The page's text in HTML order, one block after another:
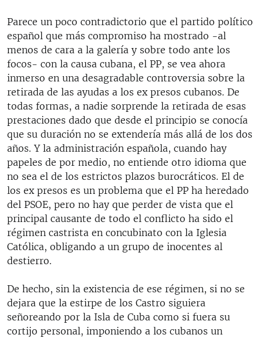
Parece un poco contradictorio que el partido político
español que más compromiso ha mostrado -al
menos de cara a la galería y sobre todo ante los
focos- con la causa cubana, el PP, se vea ahora
inmerso en una desagradable controversia sobre la
retirada de las ayudas a los ex presos cubanos. De
todas formas, a nadie sorprende la retirada de esas
prestaciones dado que desde el principio se conocía
que su duración no se extendería más allá de los dos
años. Y la administración española, cuando hay
papeles de por medio, no entiende otro idioma que
no sea el de los estrictos plazos burocráticos. El de
los ex presos es un problema que el PP ha heredado
del PSOE, pero no hay que perder de vista que el
principal causante de todo el conflicto ha sido el
régimen castrista en concubinato con la Iglesia
Católica, obligando a un grupo de inocentes al
destierro.
De hecho, sin la existencia de ese régimen, si no se
dejara que la estirpe de los Castro siguiera
señoreando por la Isla de Cuba como si fuera su
cortijo personal, imponiendo a los cubanos un